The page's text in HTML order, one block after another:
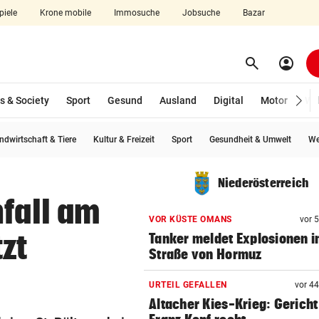
Krone mobile Immosuche Jobsuche Bazar
aufklappen search Suchen
account_circle
& Society Sport Gesund Ausland Digital Motor
& Tiere Kultur & Freizeit Sport Gesundheit & Umwelt
am
Niederösterreich
VOR KÜSTE OMANS vor
Tanker meldet Explosionen
Straße von Hormuz
URTEIL GEFALLEN vor
Altacher Kies-Krieg: